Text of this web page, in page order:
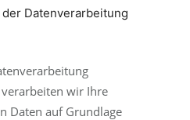
Datenverarbeitung
wir Ihre
Daten auf Grundlage